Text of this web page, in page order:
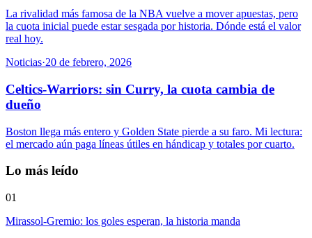
La rivalidad más famosa de la NBA vuelve a mover apuestas, pero
la cuota inicial puede estar sesgada por historia. Dónde está el valor
real hoy.
Noticias·20 de febrero, 2026
Celtics-Warriors: sin Curry, la cuota cambia de
dueño
Boston llega más entero y Golden State pierde a su faro. Mi lectura:
el mercado aún paga líneas útiles en hándicap y totales por cuarto.
Lo más leído
01
Mirassol-Gremio: los goles esperan, la historia manda